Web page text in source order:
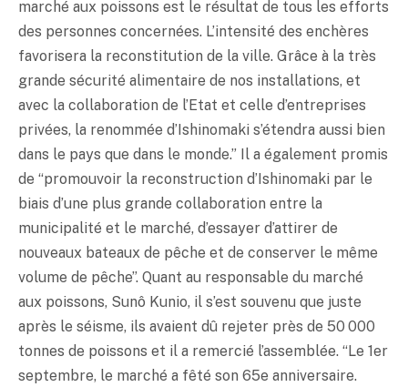
marché aux poissons est le résultat de tous les efforts
des personnes concernées. L’intensité des enchères
favorisera la reconstitution de la ville. Grâce à la très
grande sécurité alimentaire de nos installations, et
avec la collaboration de l’Etat et celle d’entreprises
privées, la renommée d’Ishinomaki s’étendra aussi bien
dans le pays que dans le monde.” Il a également promis
de “promouvoir la reconstruction d’Ishinomaki par le
biais d’une plus grande collaboration entre la
municipalité et le marché, d’essayer d’attirer de
nouveaux bateaux de pêche et de conserver le même
volume de pêche”. Quant au responsable du marché
aux poissons, Sunô Kunio, il s’est souvenu que juste
après le séisme, ils avaient dû rejeter près de 50 000
tonnes de poissons et il a remercié l’assemblée. “Le 1er
septembre, le marché a fêté son 65e anniversaire.